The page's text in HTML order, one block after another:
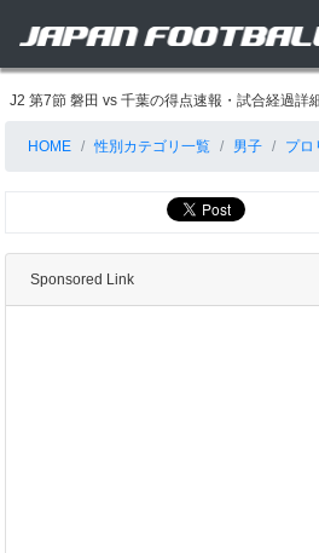
J2 第7節 磐田 vs 千葉の得点速報・試合経過詳
HOME 性別カテゴリ一覧 男子 プロ
Sponsored Link